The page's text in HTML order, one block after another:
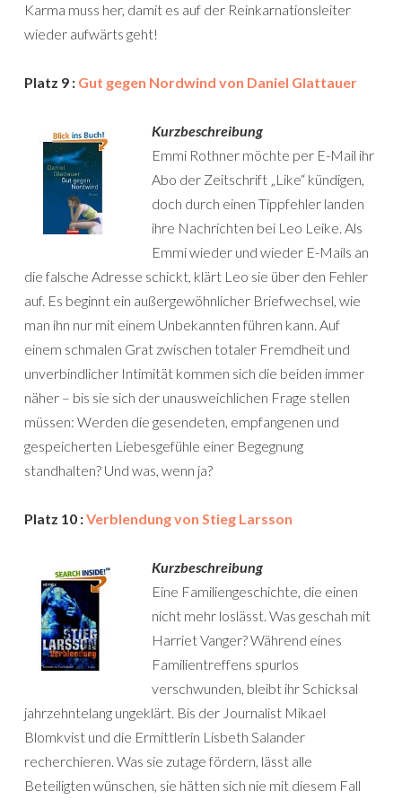
Karma muss her, damit es auf der Reinkarnationsleiter
wieder aufwärts geht!
Platz 9 : Gut gegen Nordwind von Daniel Glattauer
Kurzbeschreibung
Emmi Rothner möchte per E-Mail ihr
Abo der Zeitschrift „Like“ kündigen,
doch durch einen Tippfehler landen
ihre Nachrichten bei Leo Leike. Als
Emmi wieder und wieder E-Mails an
die falsche Adresse schickt, klärt Leo sie über den Fehler
auf. Es beginnt ein außergewöhnlicher Briefwechsel, wie
man ihn nur mit einem Unbekannten führen kann. Auf
einem schmalen Grat zwischen totaler Fremdheit und
unverbindlicher Intimität kommen sich die beiden immer
näher – bis sie sich der unausweichlichen Frage stellen
müssen: Werden die gesendeten, empfangenen und
gespeicherten Liebesgefühle einer Begegnung
standhalten? Und was, wenn ja?
Platz 10 :Verblendung von Stieg Larsson
Kurzbeschreibung
Eine Familiengeschichte, die einen
nicht mehr loslässt. Was geschah mit
Harriet Vanger? Während eines
Familientreffens spurlos
verschwunden, bleibt ihr Schicksal
jahrzehntelang ungeklärt. Bis der Journalist Mikael
Blomkvist und die Ermittlerin Lisbeth Salander
recherchieren. Was sie zutage fördern, lässt alle
Beteiligten wünschen, sie hätten sich nie mit diesem Fall